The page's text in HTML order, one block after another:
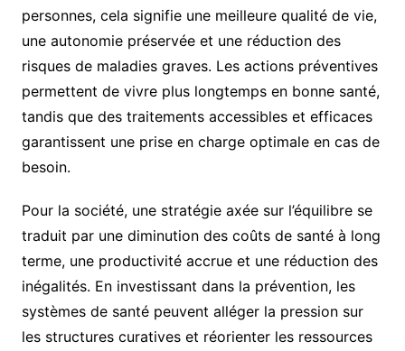
personnes, cela signifie une meilleure qualité de vie,
une autonomie préservée et une réduction des
risques de maladies graves. Les actions préventives
permettent de vivre plus longtemps en bonne santé,
tandis que des traitements accessibles et efficaces
garantissent une prise en charge optimale en cas de
besoin.
Pour la société, une stratégie axée sur l’équilibre se
traduit par une diminution des coûts de santé à long
terme, une productivité accrue et une réduction des
inégalités. En investissant dans la prévention, les
systèmes de santé peuvent alléger la pression sur
les structures curatives et réorienter les ressources